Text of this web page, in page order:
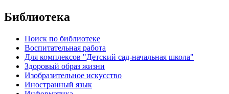
Библиотека
Поиск по библиотеке
Воспитательная работа
Для комплексов "Детский сад-начальная школа"
Здоровый образ жизни
Изобразительное искусство
Иностранный язык